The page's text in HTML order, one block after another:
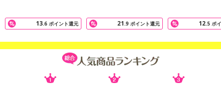
商品到着時点でのお日持ち期間は、配送日数などにより異なります
【キャンセルについて】
※お申込み後のキャンセルはお受けできません。
記載されている内容を必ずご確認いただき、お届けする商品セット
13.6 ポイント還元 21.9 ポイント還元 12.5 ポ